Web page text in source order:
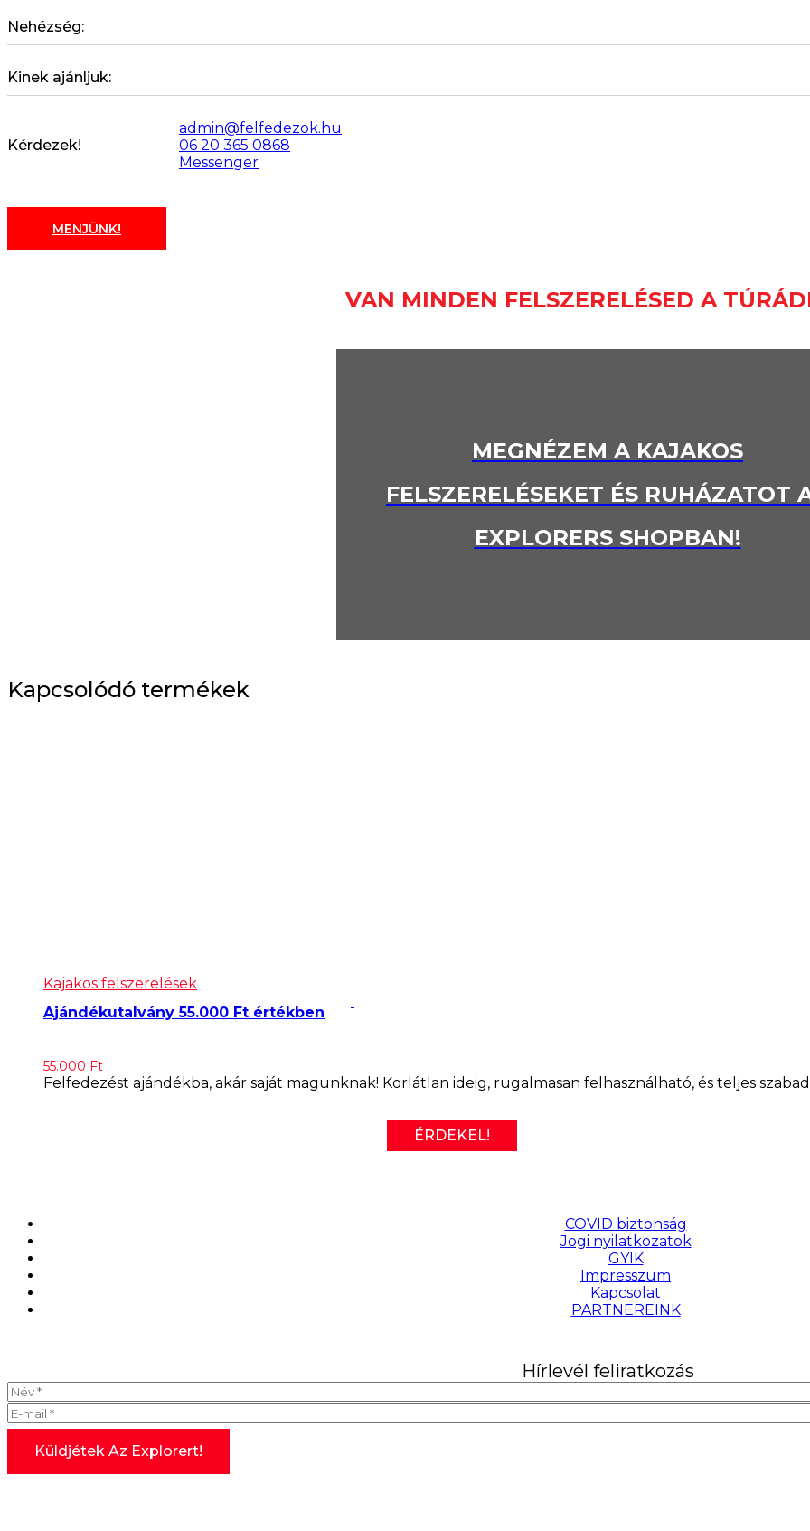
Nehézség:
Kinek ajánljuk:
Kérdezek!
admin@felfedezok.hu
06 20 365 0868
Messenger
MENJÜNK!
VAN MINDEN FELSZERELÉSED A
MEGNÉZEM A KAJAKOS
FELSZERELÉSEKET ÉS RUHÁZATOT
EXPLORERS SHOPBAN!
Kapcsolódó termékek
Kajakos felszerelések
Ajándékutalvány 55.000 Ft értékben
55.000 Ft
Felfedezést ajándékba, akár saját magunknak! Korlátlan ideig, rugalmasan felhasználható, és teljes
ÉRDEKEL!
COVID biztonság
Jogi nyilatkozatok
GYIK
Impresszum
Kapcsolat
PARTNEREINK
Hírlevél feliratkozás